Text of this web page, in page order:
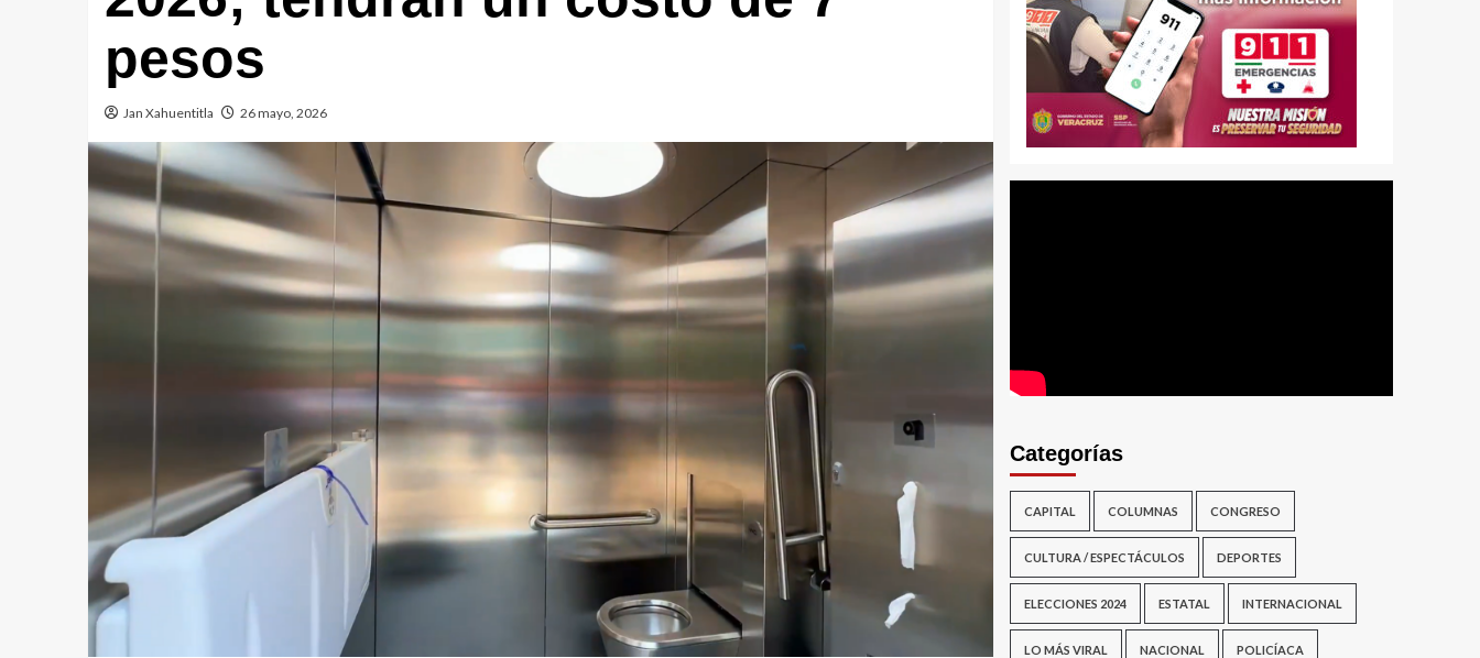
pesos
Jan Xahuentitla 26 mayo, 2026
Categorías
CAPITAL COLUMNAS CONGRESO
CULTURA / ESPECTÁCULOS DEPORTES
ELECCIONES 2024 ESTATAL INTERNACIONAL
LO MÁS VIRAL NACIONAL POLICÍACA